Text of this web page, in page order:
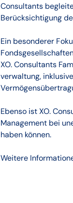
Consultants
Berücksichtigung
Ein besonderer
XO. Consultants
verwaltung,
Ebenso ist XO.
Management bei
haben können.
Weitere